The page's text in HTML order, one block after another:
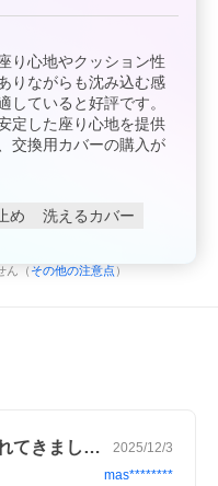
り心地やクッション性
りながらも沈み込む感
していると好評です。
定した座り心地を提供
交換用カバーの購入が
め
洗えるカバー
ん（ その他の注意点 ）
二つ折りでコンパクトに送られてきました… 2025/12/3
mas********